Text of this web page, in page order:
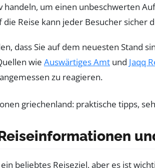
handeln, um einen unbeschwerten
Reise kann jeder Besucher sicher
dass Sie auf dem neuesten Stand
wie Auswärtiges Amt und Jaqq
zu reagieren.
beliebtes Reiseziel, aber es ist